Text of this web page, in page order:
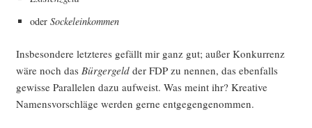
oder Sockel­ein­kom­men
Ins­be­son­de­re letz­te­res gefällt mir ganz gut; außer Kon­kur­renz
wäre noch das Bür­ger­geldder FDP zu nen­nen, das eben­falls
gewis­se Par­al­le­len dazu auf­weist. Was meint ihr? Krea­ti­ve
Namens­vor­schlä­ge wer­den ger­ne entgegengenommen.